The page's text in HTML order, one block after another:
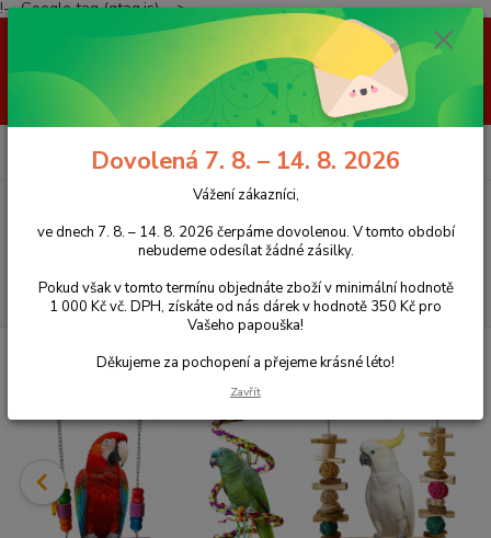
!-- Google tag (gtag.js) -->
Vážení zákazníci, ve dnech 7. 8. – 14. 8. 2026 čerpáme dovolenou. V
tomto období nebudeme odesílat žádné zásilky. Pokud však v tomto
termínu objednáte zboží v minimální hodnotě 1 000 Kč vč. DPH, získáte
od nás dárek v hodnotě 350 Kč pro Vašeho papouška! Děkujeme za
pochopení a přejeme krásné léto!
Menu
CZK
Hledat
(Po-Pá, 8-16 hod.)Dovolená 7. 8. – 14. 8. 2026
Vážení zákazníci,
ve dnech 7. 8. – 14. 8. 2026 čerpáme dovolenou. V tomto období
nebudeme odesílat žádné zásilky.
Pokud však v tomto termínu objednáte zboží v minimální hodnotě
1 000 Kč vč. DPH, získáte od nás dárek v hodnotě 350 Kč pro
Vašeho papouška!
Děkujeme za pochopení a přejeme krásné léto!
Zavřít